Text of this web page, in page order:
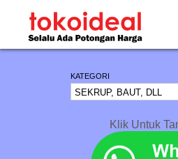
KATEGORI
Klik Untuk